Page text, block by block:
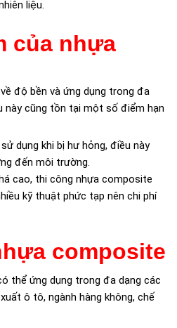
liệu.
của nhựa
độ bền và ứng dụng trong đa
này cũng tồn tại một số điểm hạn
dụng khi bị hư hỏng, điều này
đến môi trường.
cao, thi công nhựa composite
kỹ thuật phức tạp nên chi phí
composite
thể ứng dụng trong đa dạng các
ô tô, ngành hàng không, chế